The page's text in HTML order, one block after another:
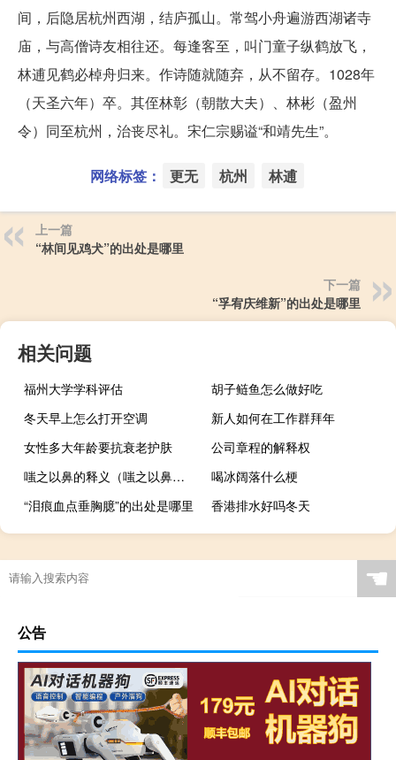
间，后隐居杭州西湖，结庐孤山。常驾小舟遍游西湖诸寺
庙，与高僧诗友相往还。每逢客至，叫门童子纵鹤放飞，
林逋见鹤必棹舟归来。作诗随就随弃，从不留存。1028年
（天圣六年）卒。其侄林彰（朝散大夫）、林彬（盈州
令）同至杭州，治丧尽礼。宋仁宗赐谥“和靖先生”。
网络标签： 更无 杭州 林逋
上一篇
“林间见鸡犬”的出处是哪里
下一篇
“孚宥庆维新”的出处是哪里
相关问题
福州大学学科评估
胡子鲢鱼怎么做好吃
冬天早上怎么打开空调
新人如何在工作群拜年
女性多大年龄要抗衰老护肤
公司章程的解释权
嗤之以鼻的释义（嗤之以鼻的近义词）
喝冰阔落什么梗
“泪痕血点垂胸臆”的出处是哪里
香港排水好吗冬天
☚
公告